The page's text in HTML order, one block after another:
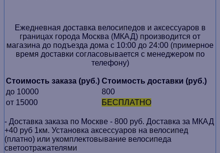
Ежедневная доставка велосипедов и аксессуаров в
границах города Москва (МКАД) производится от
магазина до подъезда дома с 10:00 до 24:00 (примерное
время доставки согласовывается с менеджером по
телефону)
Стоимость заказа (руб.) Стоимость доставки (руб.)
до 10000
800
от 15000
БЕСПЛАТНО
- Доставка заказа по Москве - 800 руб. Доставка за МКАД
+40 руб 1км. Установка аксессуаров на велосипед
(платно) или укомплектовывание велосипеда
светоотражателями